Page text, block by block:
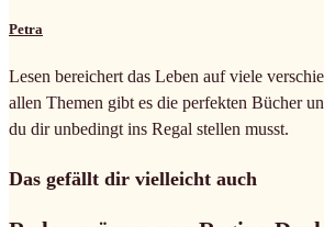
Petra
Lesen bereichert das Leben auf viele
allen Themen gibt es die perfekten Bücher
du dir unbedingt ins Regal stellen musst.
Das gefällt dir vielleicht auch